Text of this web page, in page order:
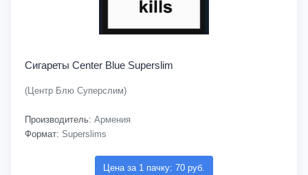
Сигареты Center Blue Superslim
(Центр Блю Суперслим)
Производитель: Армения
Формат: Superslims
Цена за 1 пачку: 70 руб.